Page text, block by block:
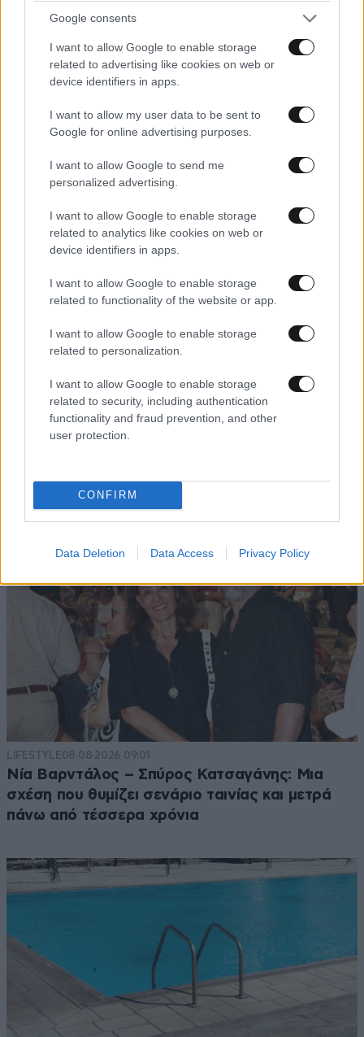
Google consents
I want to allow Google to enable storage
related to advertising like cookies on web or
device identifiers in apps.
I want to allow my user data to be sent to
Google for online advertising purposes.
I want to allow Google to send me
personalized advertising.
I want to allow Google to enable storage
related to analytics like cookies on web or
device identifiers in apps.
I want to allow Google to enable storage
related to functionality of the website or app.
I want to allow Google to enable storage
related to personalization.
I want to allow Google to enable storage
related to security, including authentication
functionality and fraud prevention, and other
user protection.
CONFIRM
Data Deletion Data Access Privacy Policy
LIFESTYLE08·08·2026 09:01
Νία Βαρντάλος – Σπύρος Κατσαγάνης: Μια
σχέση που θυμίζει σενάριο ταινίας και μετρά
πάνω από τέσσερα χρόνια